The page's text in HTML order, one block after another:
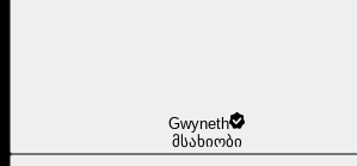
Gwyneth
მსახიობი